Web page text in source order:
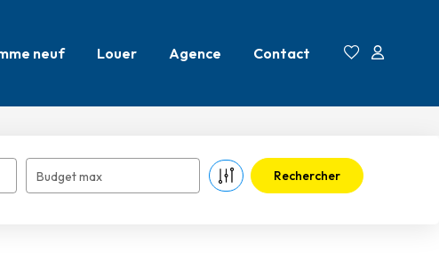
neuf Louer Agence Contact
Budget max